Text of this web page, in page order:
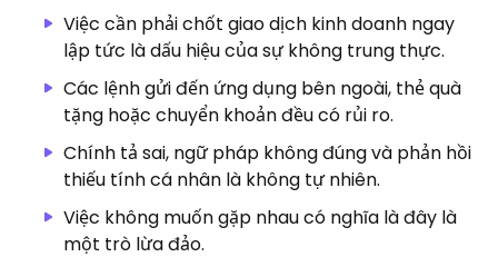
Việc cần phải chốt giao dịch kinh doanh ngay
lập tức là dấu hiệu của sự không trung thực.
Các lệnh gửi đến ứng dụng bên ngoài, thẻ quà
tặng hoặc chuyển khoản đều có rủi ro.
Chính tả sai, ngữ pháp không đúng và phản hồi
thiếu tính cá nhân là không tự nhiên.
Việc không muốn gặp nhau có nghĩa là đây là
một trò lừa đảo.